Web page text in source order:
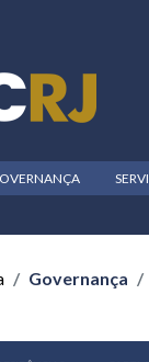
Governança